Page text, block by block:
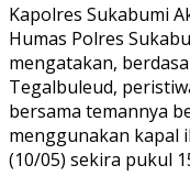
Kapolres Sukabumi
Humas Polres
mengatakan,
Tegalbuleud,
bersama temannya
menggunakan kapal
(10/05) sekira pukul